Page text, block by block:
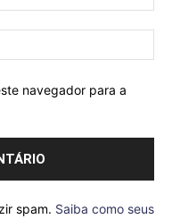
navegador para a
spam. Saiba como seus